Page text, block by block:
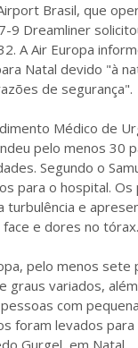
Brasil, que
9 Dreamliner
A Air Europa
Natal devido "à
de segurança".
Médico de
pelo menos 30
Segundo o
para o hospital.
turbulência e
e dores no tórax.
pelo menos sete
graus variados,
com
foram levados